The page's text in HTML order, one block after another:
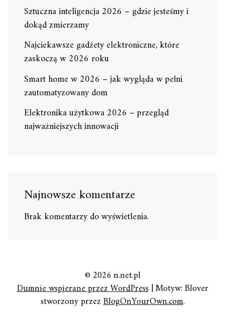
Sztuczna inteligencja 2026 – gdzie jesteśmy i
dokąd zmierzamy
Najciekawsze gadżety elektroniczne, które
zaskoczą w 2026 roku
Smart home w 2026 – jak wygląda w pełni
zautomatyzowany dom
Elektronika użytkowa 2026 – przegląd
najważniejszych innowacji
Najnowsze komentarze
Brak komentarzy do wyświetlenia.
© 2026 n.net.pl
Dumnie wspierane przez WordPress|Motyw: Blover
stworzony przezBlogOnYourOwn.com.